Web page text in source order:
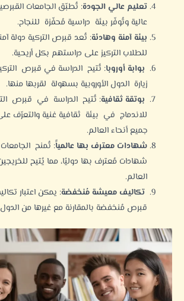
تعليم عالي الجودة: تُطبّق الجامعات
عالية وتُوفّر بيئة دراسية مُحفّزة للنجاح.
بيئة آمنة وهادئة: تُعد قبرص التركية دولة
للطلاب التركيز على دراستهم بكل أريحية.
بوابة أوروبا: تُتيح الدراسة في قبرص
زيارة الدول الأوروبية بسهولة لقربها منها.
بوتقة ثقافية: تُتيح الدراسة في قبرص
للاندماج في بيئة ثقافية غنية والتعرّف
جميع أنحاء العالم.
شهادات معترف بهاعالمياً: تُمنح الجامعات
شهادات مُعترف بها دوليًا، مما يُتيح
العالم.
تكاليف معيشة مُنخفضة: يمكن اعتبار
قبرص مُنخفضة بالمقارنة مع غيرها من الدول